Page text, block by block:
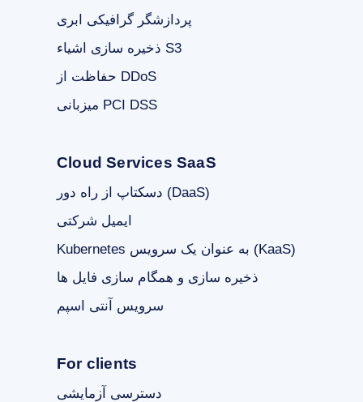
پردازشگر گرافیکی ابری
ذخیره سازی اشیاء S3
حفاظت از DDoS
میزبانی PCI DSS
Cloud Services SaaS
دسکتاپ از راه دور (DaaS)
ایمیل شرکتی
Kubernetes به عنوان یک سرویس (KaaS)
ذخیره سازی و همگام سازی فایل ها
سرویس آنتی اسپم
For clients
دسترسی آزمایشی